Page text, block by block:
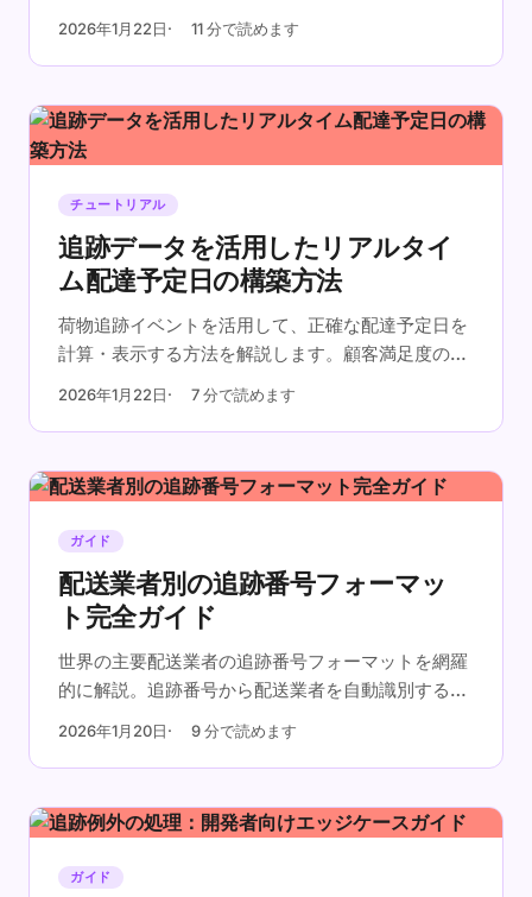
テップバイステップでご紹介します。
2026年1月22日 11 分で読めます
チュートリアル
追跡データを活用したリアルタイ
ム配達予定日の構築方法
荷物追跡イベントを活用して、正確な配達予定日を
計算・表示する方法を解説します。顧客満足度の向
上につながるアプリケーション実装のポイントをご
紹介します。
2026年1月22日 7 分で読めます
ガイド
配送業者別の追跡番号フォーマッ
ト完全ガイド
世界の主要配送業者の追跡番号フォーマットを網羅
的に解説。追跡番号から配送業者を自動識別する方
法もご紹介します。
2026年1月20日 9 分で読めます
ガイド